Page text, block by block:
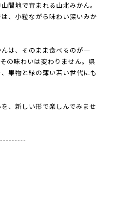
間地で育まれる山北みかん。
、小粒ながら味わい深いみか
は、そのまま食べるのが一
の味わいは変わりません。県
果物と縁の薄い若い世代にも
、新しい形で楽しんでみませ